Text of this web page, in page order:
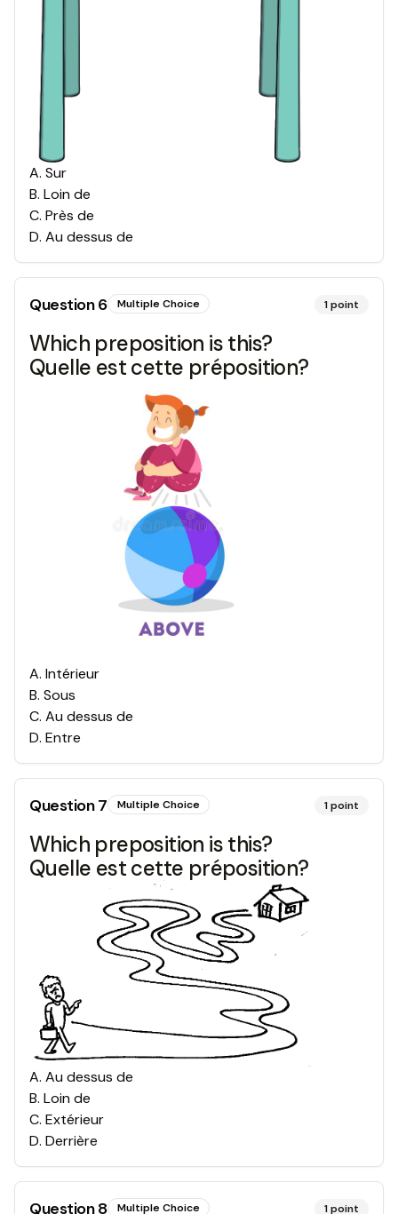
A. Sur
B. Loin de
C. Près de
D. Au dessus de
Question6 Multiple Choice 1point
Which preposition is this?
Quelle est cette préposition?
A. Intérieur
B. Sous
C. Au dessus de
D. Entre
Question7 Multiple Choice 1point
Which preposition is this?
Quelle est cette préposition?
A. Au dessus de
B. Loin de
C. Extérieur
D. Derrière
Question8 Multiple Choice 1point